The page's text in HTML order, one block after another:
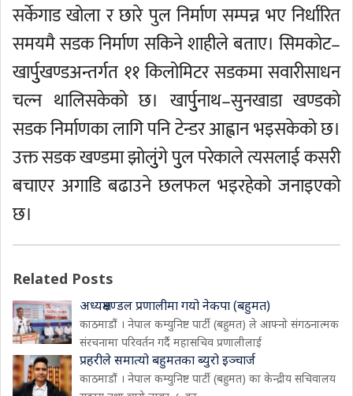
सर्केगाड खोला र छारे पुल निर्माण सम्पन्न भए निर्धारित
समयमै सडक निर्माण सकिने शाहीले बताए। सिमकोट–
खार्पुुखण्डअन्तर्गत ११ किलोमिटर सडकमा सवारीसाधन
चल्न थालिसकेको छ। खार्पुुनाथ–सुनखाडा खण्डको
सडक निर्माणका लागि पनि टेन्डर आह्वान भइसकेको छ।
उक्त सडक खण्डमा झोलुुंगे पुुल परेकाले त्यसलाई कसरी
बचाएर अगाडि बढाउने छलफल भइरहेको जनाइएको
छ।
Related Posts
अध्यक्षमण्डल प्रणालीमा गयो नेकपा (बहुमत)
काठमाडौं । नेपाल कम्युनिष्ट पार्टी (बहुमत) ले आफ्नो संगठनात्मक
संरचनामा परिवर्तन गर्दै महासचिव प्रणालीलाई
प्रहरीले समात्यो बहुमतका ब्युरो इञ्चार्ज
काठमाडौं । नेपाल कम्युनिष्ट पार्टी (बहुमत) का केन्द्रीय सचिवालय